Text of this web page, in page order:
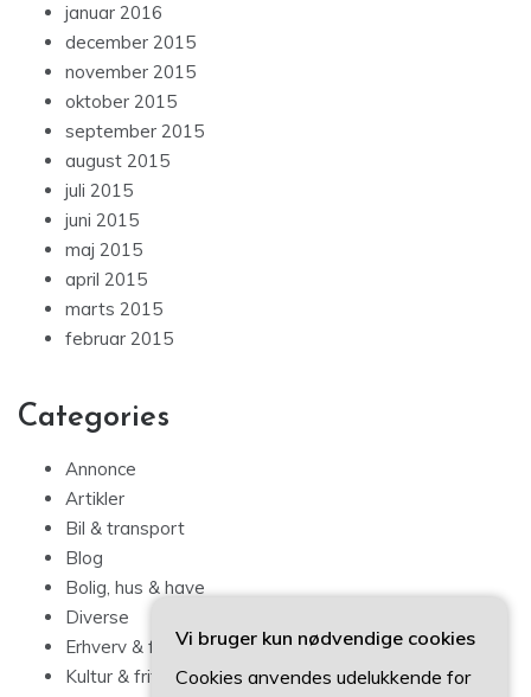
januar 2016
december 2015
november 2015
oktober 2015
september 2015
august 2015
juli 2015
juni 2015
maj 2015
april 2015
marts 2015
februar 2015
Categories
Annonce
Artikler
Bil & transport
Blog
Bolig, hus & have
Diverse
Erhverv & forbrug
Kultur & fritid
Vi bruger kun nødvendige cookies
Cookies anvendes udelukkende for